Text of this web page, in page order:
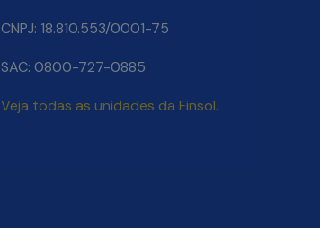
CNPJ: 18.810.553/0001-75
SAC: 0800-727-0885
Veja todas as unidades da Finsol.